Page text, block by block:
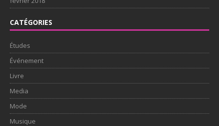
CATÉGORIES
Études
Événement
Livre
Media
Mode
Musique